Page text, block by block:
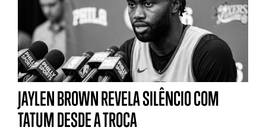
JAYLEN BROWN REVELA SILÊNCIO COM
TATUM DESDE A TROCA